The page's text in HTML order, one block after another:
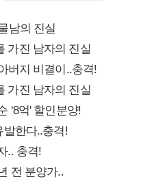
남의 진실
가진 남자의 진실
버지 비결이..충격!
가진 남자의 진실
‘8억' 할인분양!
발한다..충격!
.. 충격!
전 분양가..